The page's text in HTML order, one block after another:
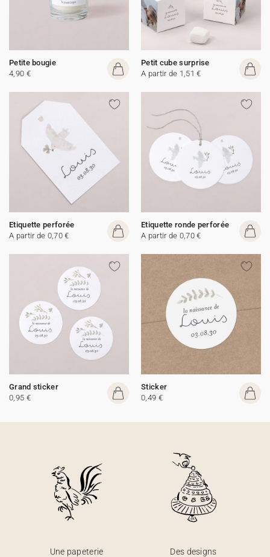
Petite bougie
4,90 €
Petit cube surprise
A partir de 1,51 €
Etiquette perforée
A partir de 0,70 €
Etiquette ronde perforée
A partir de 0,70 €
Grand sticker
0,95 €
Sticker
0,49 €
Une papeterie
Des designs